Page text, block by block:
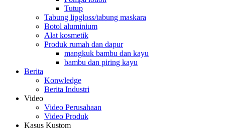
Tutup
Tabung lipgloss/tabung maskara
Botol aluminium
Alat kosmetik
Produk rumah dan dapur
mangkuk bambu dan kayu
bambu dan piring kayu
Berita
Konwledge
Berita Industri
Video
Video Perusahaan
Video Produk
Kasus Kustom